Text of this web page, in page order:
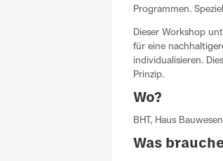
Programmen.
Dieser Workshop
für eine
individualisieren.
Prinzip.
Wo?
BHT, Haus
Was